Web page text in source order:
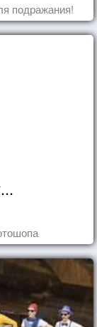
подражания!